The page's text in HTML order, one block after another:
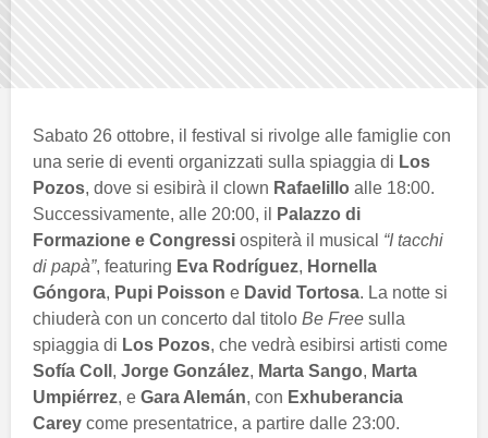
Sabato 26 ottobre, il festival si rivolge alle famiglie con
una serie di eventi organizzati sulla spiaggia di Los
Pozos, dove si esibirà il clown Rafaelillo alle 18:00.
Successivamente, alle 20:00, il
Palazzo di
Formazione e Congressi ospiterà il musical “I tacchi
di papà”, featuring Eva Rodríguez, Hornella
Góngora, Pupi Poisson e David Tortosa. La notte si
chiuderà con un concerto dal titolo Be Free sulla
spiaggia di Los Pozos, che vedrà esibirsi artisti come
Sofía Coll , Jorge González, Marta Sango, Marta
Umpiérrez, e Gara Alemán, con Exhuberancia
Carey come presentatrice, a partire dalle 23:00.